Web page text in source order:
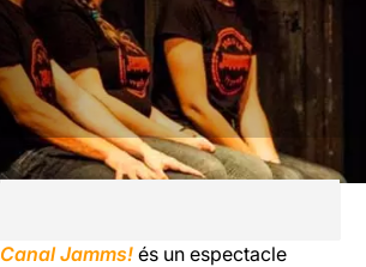
Canal Jamms! és un espectacle